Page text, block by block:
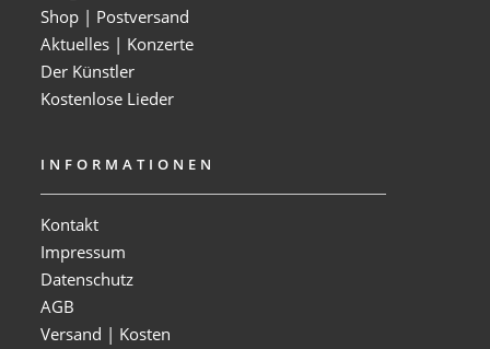
Shop | Postversand
Aktuelles | Konzerte
Der Künstler
Kostenlose Lieder
INFORMATIONEN
Kontakt
Impressum
Datenschutz
AGB
Versand | Kosten